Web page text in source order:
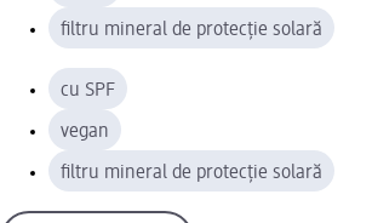
filtru mineral de protecție solară
cu SPF
vegan
filtru mineral de protecție solară